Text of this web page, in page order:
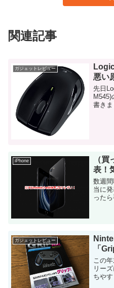
関連記事
ガジェットレビュー
悪い
先日
書き
iPhone
（
表！
数週
当に
った
ガジェットレビュー
「
この
リー
ちや